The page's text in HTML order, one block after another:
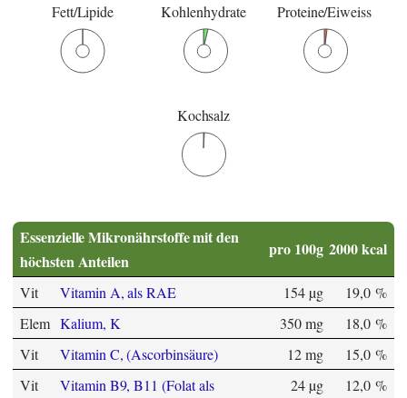
Fett/Lipide
Kohlenhydrate Proteine/Eiweiss
Kochsalz
Essenzielle Mikronährstoffe mit den
höchsten Anteilen
pro 100g 2000 kcal
Vit Vitamin A, als RAE 154 µg
19,0 %
Elem Kalium, K 350 mg
18,0 %
Vit
Vitamin C, (Ascorbinsäure) 12 mg
15,0 %
Vit
Vitamin B9, B11 (Folat als
24 µg 12,0 %